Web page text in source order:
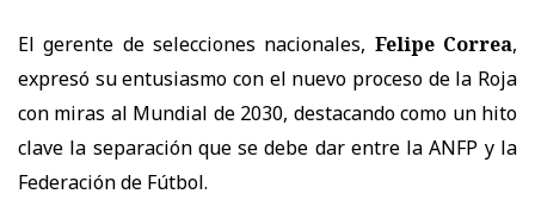
El gerente de selecciones nacionales, Felipe Correa,
expresó su entusiasmo con el nuevo proceso de la Roja
con miras al Mundial de 2030, destacando como un hito
clave la separación que se debe dar entre la ANFP y la
Federación de Fútbol.